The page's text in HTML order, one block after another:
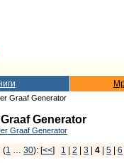
Graaf Generator
Generator
Graaf Generator
(1 … 30): [<<] 1 2 3 4 5 6